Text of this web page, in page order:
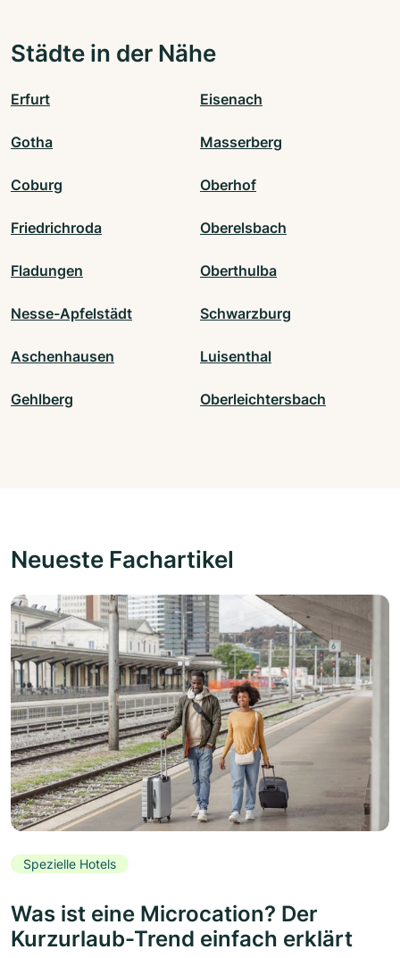
Städte in der Nähe
Erfurt Eisenach
Gotha Masserberg
Coburg Oberhof
Friedrichroda Oberelsbach
Fladungen Oberthulba
Nesse-Apfelstädt Schwarzburg
Aschenhausen Luisenthal
Gehlberg Oberleichtersbach
Neueste Fachartikel
Spezielle Hotels
Was ist eine Microcation? Der
Kurzurlaub-Trend einfach erklärt